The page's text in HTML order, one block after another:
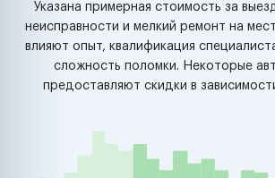
Указана примерная стоимость за
неисправности и мелкий ремонт на
влияют опыт, квалификация
сложность поломки. Некоторые
предоставляют скидки в